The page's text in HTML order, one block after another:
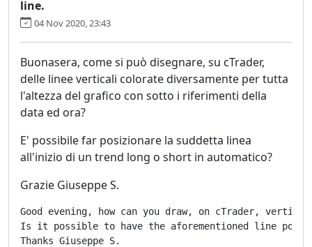
line.
04 Nov 2020, 23:43
Buonasera, come si può disegnare, su cTrader,
delle linee verticali colorate diversamente per tutta
l'altezza del grafico con sotto i riferimenti della
data ed ora?
E' possibile far posizionare la suddetta linea
all'inizio di un trend long o short in automatico?
Grazie Giuseppe S.
Good evening, how can you draw, on cTrader,
Is it possible to have the aforementioned line
Thanks Giuseppe S.